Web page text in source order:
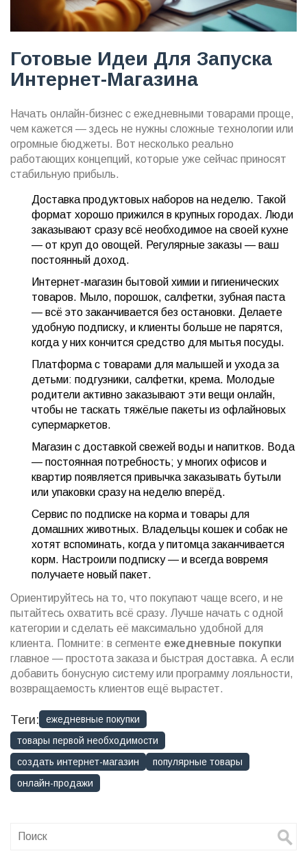
Готовые Идеи Для Запуска
Интернет-Магазина
Начать онлайн-бизнес с ежедневными товарами проще,
чем кажется — здесь не нужны сложные технологии или
огромные бюджеты. Вот несколько реально
работающих концепций, которые уже сейчас приносят
стабильную прибыль.
Доставка продуктовых наборов на неделю. Такой
формат хорошо прижился в крупных городах. Люди
заказывают сразу всё необходимое на своей кухне
— от круп до овощей. Регулярные заказы — ваш
постоянный доход.
Интернет-магазин бытовой химии и гигиенических
товаров. Мыло, порошок, салфетки, зубная паста
— всё это заканчивается без остановки. Делаете
удобную подписку, и клиенты больше не парятся,
когда у них кончится средство для мытья посуды.
Платформа с товарами для малышей и ухода за
детьми: подгузники, салфетки, крема. Молодые
родители активно заказывают эти вещи онлайн,
чтобы не таскать тяжёлые пакеты из офлайновых
супермаркетов.
Магазин с доставкой свежей воды и напитков. Вода
— постоянная потребность; у многих офисов и
квартир появляется привычка заказывать бутыли
или упаковки сразу на неделю вперёд.
Сервис по подписке на корма и товары для
домашних животных. Владельцы кошек и собак не
хотят вспоминать, когда у питомца заканчивается
корм. Настроили подписку — и всегда вовремя
получаете новый пакет.
Ориентируйтесь на то, что покупают чаще всего, и не
пытайтесь охватить всё сразу. Лучше начать с одной
категории и сделать её максимально удобной для
клиента. Помните: в сегменте ежедневные покупки
главное — простота заказа и быстрая доставка. А если
добавить бонусную систему или программу лояльности,
возвращаемость клиентов ещё вырастет.
Теги:
ежедневные покупки
товары первой необходимости
создать интернет-магазин
популярные товары
онлайн-продажи